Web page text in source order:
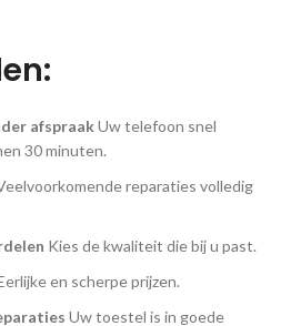
afspraakUw telefoon snel
30 minuten.
reparaties volledig
Kies de kwaliteit die bij u past.
en scherpe prijzen.
Uw toestel is in goede